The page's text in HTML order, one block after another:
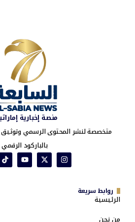
منصة إخبارية
متخصصة لنشر المحتوى الرسمي وتوثيق
بالباركود الرقمي
روابط سريعة
الرئيسية
من نحن